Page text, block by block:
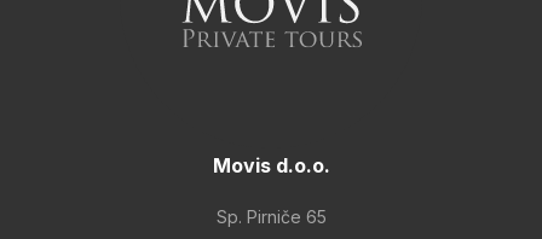
Movis d.o.o.
Sp. Pirniče 65